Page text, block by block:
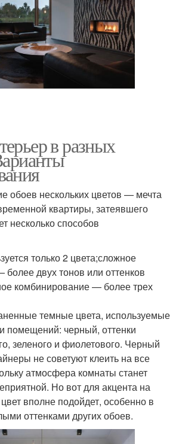
в разных
обоев нескольких цветов — мечта
квартиры, затеявшего
несколько способов
только 2 цвета;сложное
двух тонов или оттенков
комбинирование — более трех
темные цвета, используемые
помещений: черный, оттенки
зеленого и фиолетового. Черный
не советуют клеить на все
атмосфера комнаты станет
Но вот для акцента на
вполне подойдет, особенно в
оттенками других обоев.